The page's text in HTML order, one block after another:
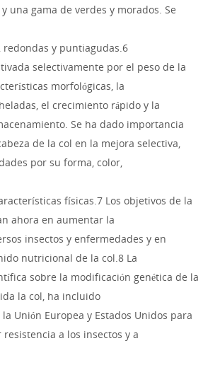
una gama de verdes y morados. Se
redondas y puntiagudas.6
selectivamente por el peso de la
morfológicas, la
el crecimiento rápido y la
Se ha dado importancia
de la col en la mejora selectiva,
por su forma, color,
físicas.7 Los objetivos de la
ahora en aumentar la
insectos y enfermedades y en
nutricional de la col.8 La
sobre la modificación genética de la
la col, ha incluido
Unión Europea y Estados Unidos para
a los insectos y a